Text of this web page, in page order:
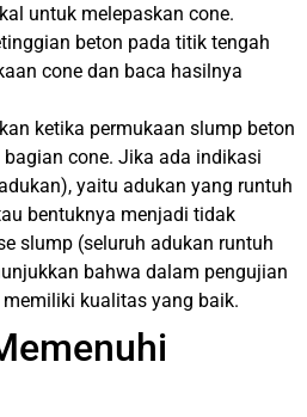
untuk melepaskan cone.
beton pada titik tengah
cone dan baca hasilnya
ketika permukaan slump beton
cone. Jika ada indikasi
yaitu adukan yang runtuh
bentuknya menjadi tidak
slump (seluruh adukan runtuh
bahwa dalam pengujian
kualitas yang baik.